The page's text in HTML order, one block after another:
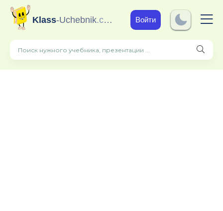
Klass-Uchebnik.com Войти